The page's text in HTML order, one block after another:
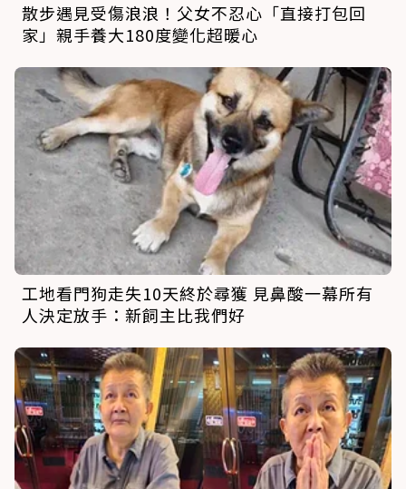
散步遇見受傷浪浪！父女不忍心「直接打包回
家」親手養大180度變化超暖心
工地看門狗走失10天終於尋獲 見鼻酸一幕所有
人決定放手：新飼主比我們好